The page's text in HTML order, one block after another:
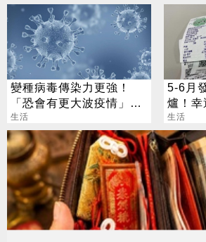
變種病毒傳染力更強！
「恐會有更大波疫情」醫
勸：快去打疫苗
生活
5-6月
爐！幸
費」抱
生活